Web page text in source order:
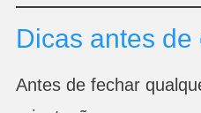
Dicas antes de
Antes de fechar